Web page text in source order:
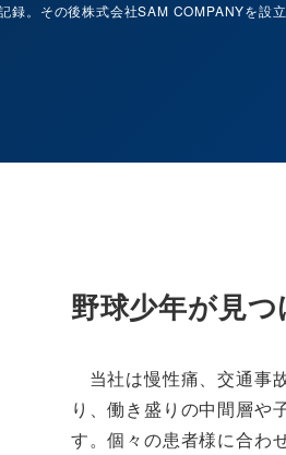
。その後株式会社SAM COMPANYを設
野球少年が見つ
当社は慢性痛、交通事
り、働き盛りの中間層や
す。個々の患者様に合わ